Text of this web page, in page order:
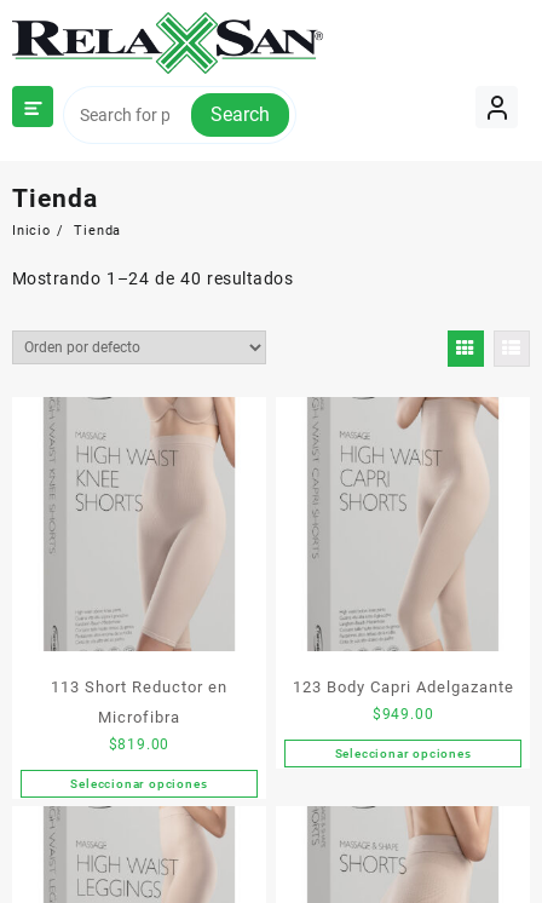
contenido
Search
Tienda
Inicio Tienda
Mostrando 1–24 de 40 resultados
113 Short Reductor en
Microfibra
$819.00
Seleccionar opciones
Este
producto
múltiples
variantes.
123 Body Capri Adelgazante
$949.00
Seleccionar opciones
Este
tiene
múltiples
variantes.